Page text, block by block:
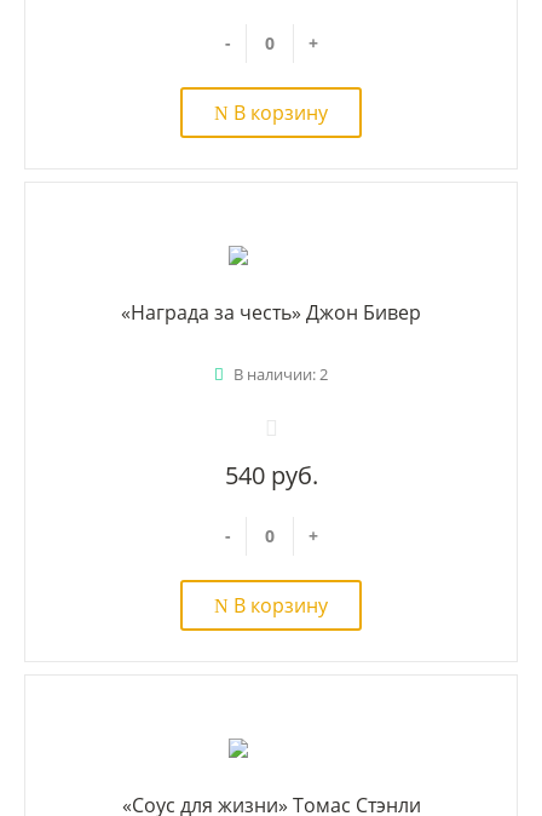
- +
В корзину
«Награда за честь» Джон Бивер
В наличии: 2
540 руб.
- +
В корзину
«Соус для жизни» Томас Стэнли